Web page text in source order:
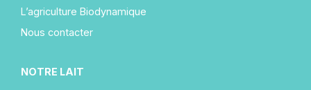
L’agriculture Biodynamique
Nous contacter
NOTRE LAIT